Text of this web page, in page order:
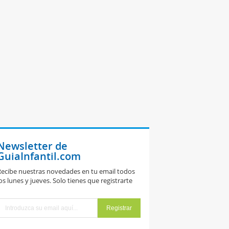
de
nuestras novedades en tu email todos
lunes y jueves. Solo tienes que registrarte